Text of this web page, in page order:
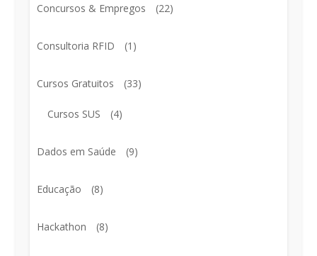
Concursos & Empregos (22)
Consultoria RFID (1)
Cursos Gratuitos (33)
Cursos SUS (4)
Dados em Saúde (9)
Educação (8)
Hackathon (8)